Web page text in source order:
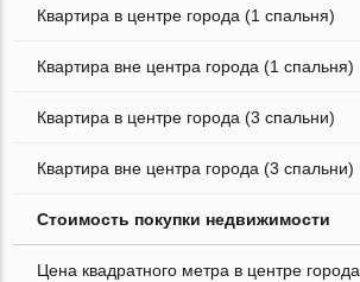
Квартира в центре города (1 спальня)
Квартира вне центра города (1 спальня)
Квартира в центре города (3 спальни)
Квартира вне центра города (3 спальни)
Стоимость покупки недвижимости
Цена квадратного метра в центре города